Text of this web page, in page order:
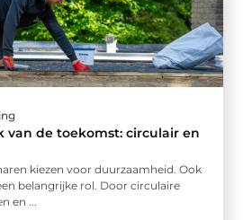
van de toekomst: circulair en
kiezen voor duurzaamheid. Ook
belangrijke rol. Door circulaire
en ...